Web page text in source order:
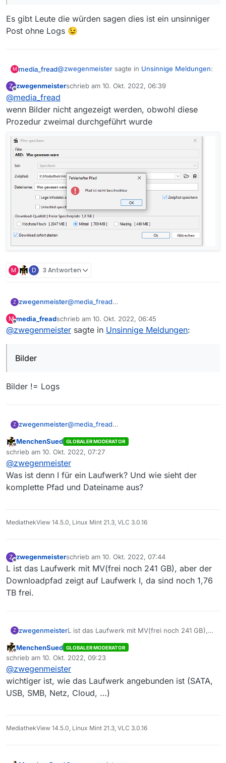
Es gibt Leute die würden sagen dies ist ein unsinniger
Post ohne Logs 😉
M media_fread@zwegenmeister sagte in Unsinnige Meldungen:
Es gibt Leute die würden sagen dies ist ein
Z
Offline
zwegenmeisterschrieb am 10. Okt. 2022, 06:39
zuletzt editiert von
@media_fread
wenn Bilder nicht angezeigt werden, obwohl diese
Prozedur zweimal durchgeführt wurde
M D 3 Antworten
Z zwegenmeister@media_fread
diese Prozedur zweimal durchgeführt wurde
M media_freadschrieb am 10. Okt. 2022, 06:45
zuletzt editiert von
@zwegenmeister sagte in Unsinnige Meldungen:
Bilder
Bilder != Logs
Z zwegenmeister@media_fread
diese Prozedur zweimal durchgeführt wurde
Offline
MenchenSued GLOBALER MODERATOR
schrieb am 10. Okt. 2022, 07:27
zuletzt editiert von
@zwegenmeister
Was ist denn I für ein Laufwerk? Und wie sieht der
komplette Pfad und Dateiname aus?
MediathekView 14.5.0, Linux Mint 21.3, VLC 3.0.16
Z
Offline
zwegenmeisterschrieb am 10. Okt. 2022, 07:44
zuletzt editiert von
L ist das Laufwerk mit MV(frei noch 241 GB), aber der
Downloadpfad zeigt auf Laufwerk I, da sind noch 1,76
TB frei.
Z zwegenmeisterL ist das Laufwerk mit MV(frei noch 241 GB),
da sind noch 1,76 TB frei.
Offline
MenchenSued GLOBALER MODERATOR
schrieb am 10. Okt. 2022, 09:23
zuletzt editiert von
@zwegenmeister
wichtiger ist, wie das Laufwerk angebunden ist (SATA,
USB, SMB, Netz, Cloud, …)
MediathekView 14.5.0, Linux Mint 21.3, VLC 3.0.16